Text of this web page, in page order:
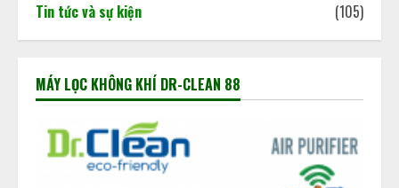
Tin tức và sự kiện (105)
MÁY LỌC KHÔNG KHÍ DR-CLEAN 88